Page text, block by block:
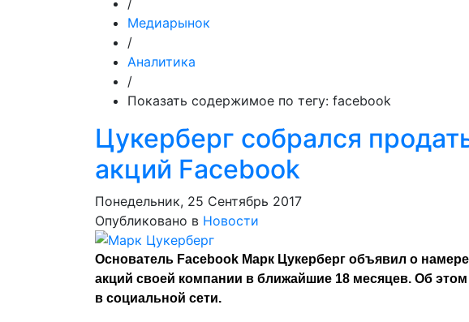
/
Медиарынок
/
Аналитика
/
Показать содержимое по тегу: facebook
Цукерберг собрался
акций Facebook
Понедельник, 25 Сентябрь 2017
Опубликовано в Новости
Основатель Facebook Марк Цукерберг объявил о
акций своей компании в ближайшие 18 месяцев. Об
в социальной сети.